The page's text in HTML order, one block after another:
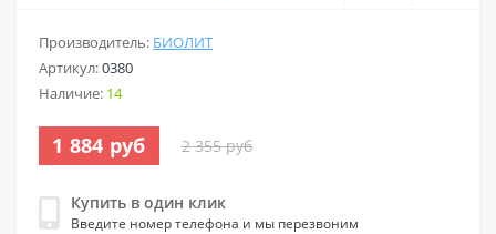
Производитель: БИОЛИТ
Артикул:0380
Наличие: 14
1 884 руб 2 355 руб
Купить в один клик
Введите номер телефона и мы перезвоним